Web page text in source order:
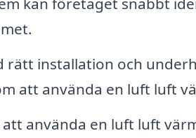
rätt installation och
att använda en luft luft
att använda en luft luft